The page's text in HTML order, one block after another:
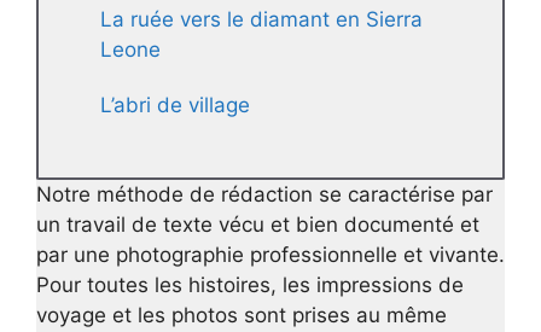
La ruée vers le diamant en Sierra
Leone
L’abri de village
Notre méthode de rédaction se caractérise par
un travail de texte vécu et bien documenté et
par une photographie professionnelle et vivante.
Pour toutes les histoires, les impressions de
voyage et les photos sont prises au même